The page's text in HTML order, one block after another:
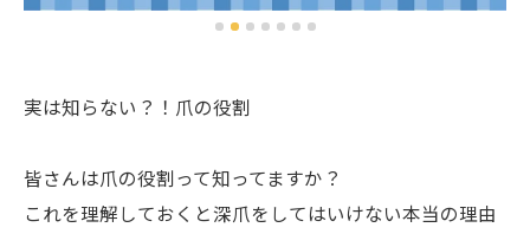
実は知らない？！爪の役割
皆さんは爪の役割って知ってますか？
これを理解しておくと深爪をしてはいけない本当の理由